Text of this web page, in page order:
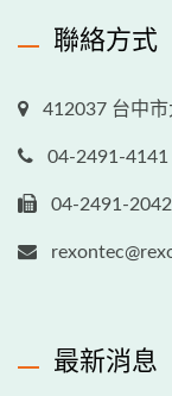
聯絡方式
412037 台中
04-2491-4141
04-2491-2042
最新消息